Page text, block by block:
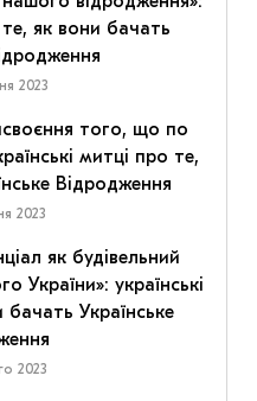
те, як вони бачать
2023
того, що по
митці про те,
Відродження
2023
як будівельний
України»: українські
Українське
2023